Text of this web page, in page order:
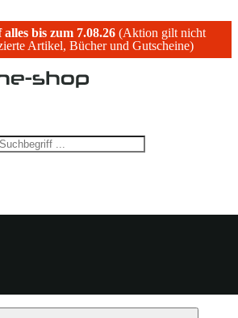
bis zum 7.08.26(Aktion gilt nicht
Artikel, Bücher und Gutscheine)